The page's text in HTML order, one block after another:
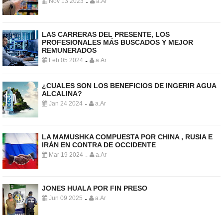
-
LAS CARRERAS DEL PRESENTE, LOS
PROFESIONALES MÁS BUSCADOS Y MEJOR
REMUNERADOS
Feb 05 2024 - a.Ar
¿CUALES SON LOS BENEFICIOS DE INGERIR AGUA
ALCALINA?
Jan 24 2024 - a.Ar
LA MAMUSHKA COMPUESTA POR CHINA , RUSIA E
IRÁN EN CONTRA DE OCCIDENTE
Mar 19 2024 - a.Ar
JONES HUALA POR FIN PRESO
Jun 09 2025 - a.Ar